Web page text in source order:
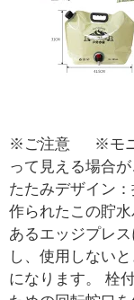
※ご注意 ※モニ
って見える場合
たたみデザイン
作られたこの貯
あるエッジプレ
し、使用しない
になります。 栓